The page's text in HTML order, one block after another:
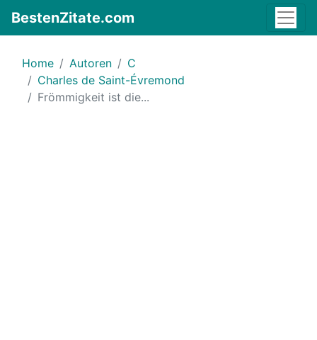
BestenZitate.com
Home Autoren
C
Charles de Saint-Évremond
Frömmigkeit ist die...